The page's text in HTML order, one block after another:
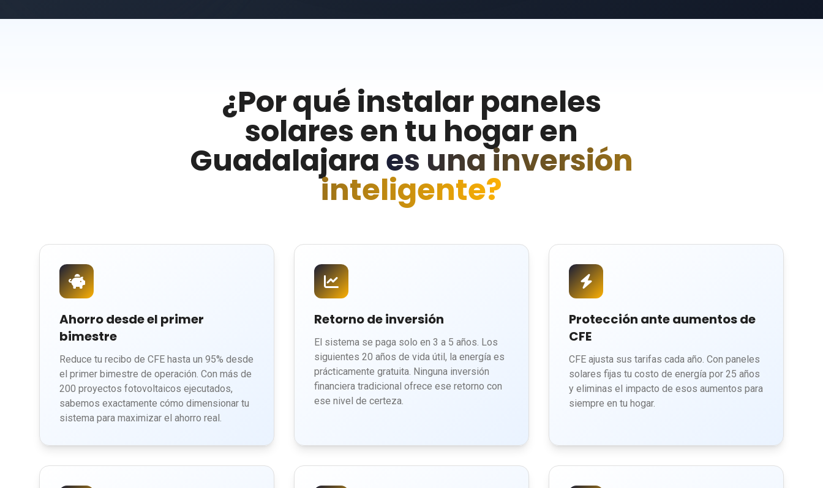
¿Por qué instalar paneles
solares en tu hogar en
Guadalajaraes una inversión
inteligente?
Ahorro desde el primer
bimestre
Reduce tu recibo de CFE hasta un 95% desde
el primer bimestre de operación. Con más de
200 proyectos fotovoltaicos ejecutados,
sabemos exactamente cómo dimensionar tu
sistema para maximizar el ahorro real.
Retorno de inversión
El sistema se paga solo en 3 a 5 años. Los
siguientes 20 años de vida útil, la energía es
prácticamente gratuita. Ninguna inversión
financiera tradicional ofrece ese retorno con
ese nivel de certeza.
Protección ante aumentos de
CFE
CFE ajusta sus tarifas cada año. Con paneles
solares fijas tu costo de energía por 25 años
y eliminas el impacto de esos aumentos para
siempre en tu hogar.